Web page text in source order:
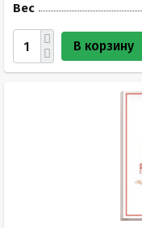
Вес
В корзину